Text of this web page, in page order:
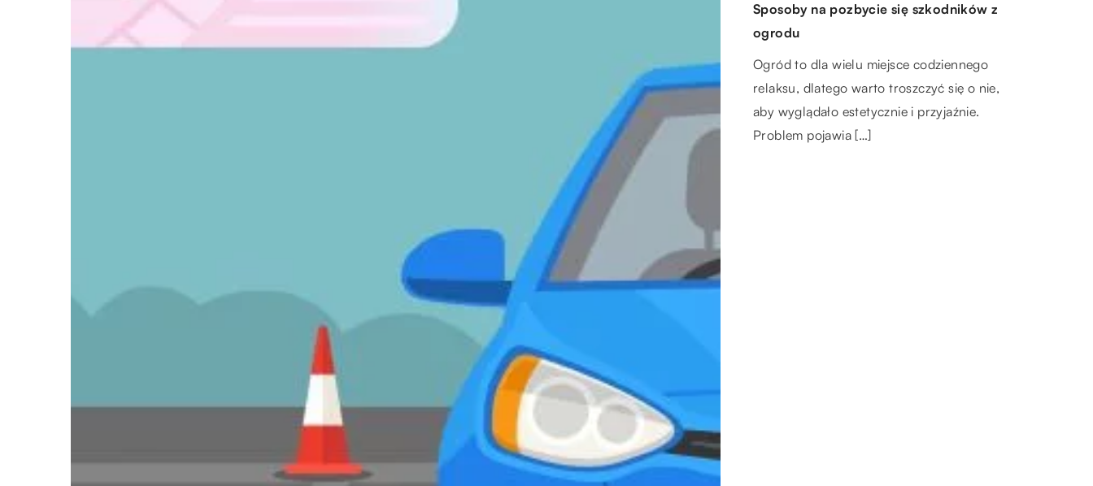
09.11.2021
Pomysły na spędzenie czasu z rodziną
Spędzanie czasu z rodziną może przybrać
różne formy. Zamiast przebywać i nudzić się
w domu, warto czasami wybrać się do […]
Sposoby na pozbycie się szkodników z
ogrodu
Ogród to dla wielu miejsce codziennego
relaksu, dlatego warto troszczyć się o nie,
aby wyglądało estetycznie i przyjaźnie.
Problem pojawia […]
16.12.2022
Jakie wyposażenie znajduje się w dobrze
prosperujacej galwanizerni?
Poniżej przedstawiamy listę urządzeń, które
można znaleźć w dobrze prosperującej
galwanizerni: Agregaty bębnowe Agregaty